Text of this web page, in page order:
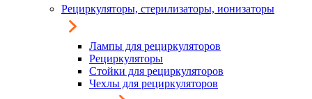
Рециркуляторы, стерилизаторы, ионизаторы
Лампы для рециркуляторов
Рециркуляторы
Стойки для рециркуляторов
Чехлы для рециркуляторов